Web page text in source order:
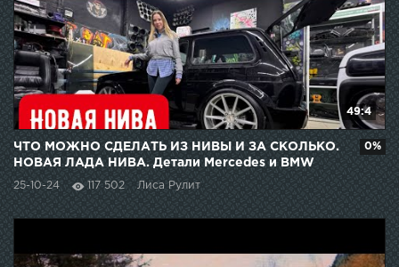
49:4
ЧТО МОЖНО СДЕЛАТЬ ИЗ НИВЫ И ЗА СКОЛЬКО.
НОВАЯ ЛАДА НИВА. Детали Mercedes и BMW
25-10-24 117 502 Лиса Рулит
0%